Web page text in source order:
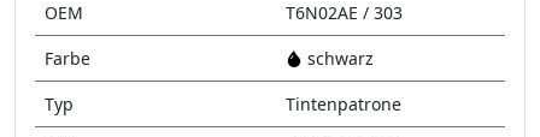
OEM
T6N02AE / 303
Farbe
schwarz
Typ
Tintenpatrone